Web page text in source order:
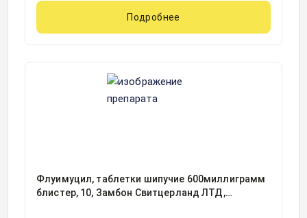
Подробнее
Флуимуцил, таблетки шипучие 600миллиграмм
блистер, 10, Замбон Свитцерланд ЛТД,